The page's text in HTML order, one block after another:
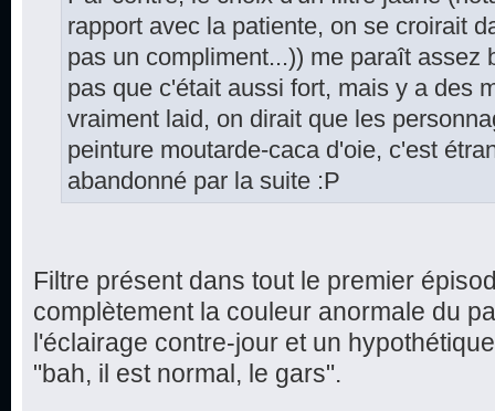
rapport avec la patiente, on se croirait
pas un compliment...)) me paraît assez
pas que c'était aussi fort, mais y a des
vraiment laid, on dirait que les
peinture moutarde-caca d'oie, c'est
abandonné par la suite :P
Filtre présent dans tout le premier
complètement la couleur anormale du
l'éclairage contre-jour et un
"bah, il est normal, le gars".